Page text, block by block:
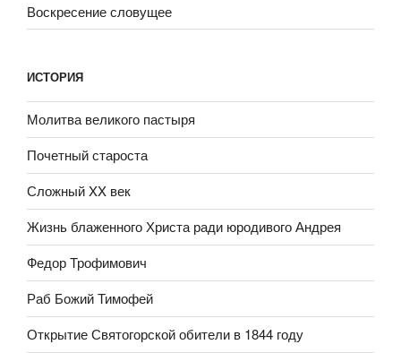
Воскресение словущее
ИСТОРИЯ
Молитва великого пастыря
Почетный староста
Сложный XX век
Жизнь блаженного Христа ради юродивого Андрея
Федор Трофимович
Раб Божий Тимофей
Открытие Святогорской обители в 1844 году